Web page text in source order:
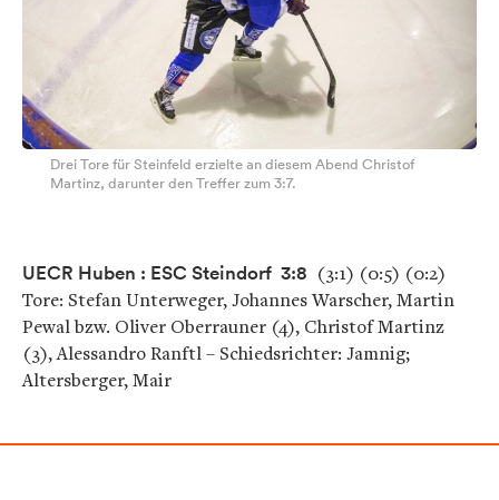
Drei Tore für Steinfeld erzielte an diesem Abend Christof
Martinz, darunter den Treffer zum 3:7.
UECR Huben : ESC Steindorf 3:8 (3:1) (0:5) (0:2)
Tore: Stefan Unterweger, Johannes Warscher, Martin
Pewal bzw. Oliver Oberrauner (4), Christof Martinz
(3), Alessandro Ranftl – Schiedsrichter: Jamnig;
Altersberger, Mair